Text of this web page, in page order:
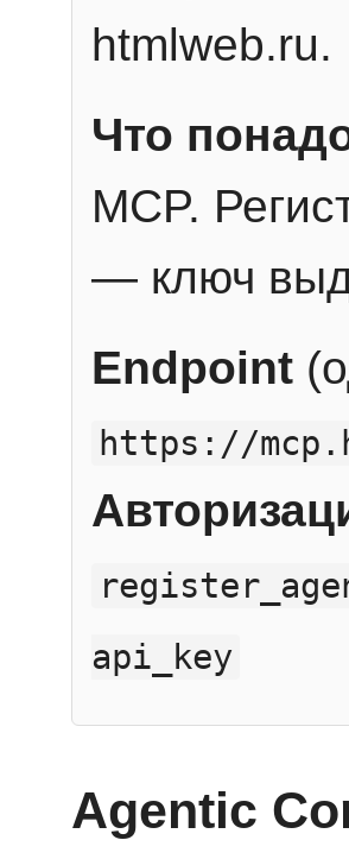
htmlweb.ru.
Что
MCP.
— ключ
Endpoint
https://
api_key
Agentic